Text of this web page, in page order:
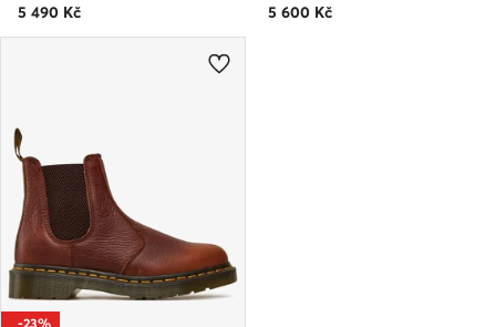
5 490 Kč
5 600 Kč
-23%